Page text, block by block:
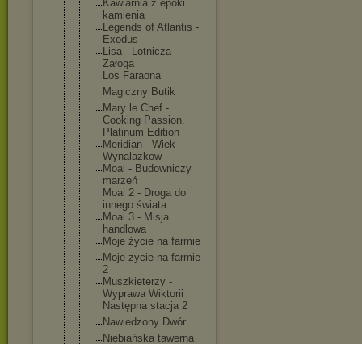
Kawiarnia z epoki
kamienia
Legends of Atlantis -
Exodus
Lisa - Lotnicza
Załoga
Los Faraona
Magiczny Butik
Mary le Chef -
Cooking Passion.
Platinum Edition
Meridian - Wiek
Wynalazkow
Moai - Budowniczy
marzeń
Moai 2 - Droga do
innego świata
Moai 3 - Misja
handlowa
Moje życie na farmie
Moje życie na farmie
2
Muszkieterzy -
Wyprawa Wiktorii
Następna stacja 2
Nawiedzony Dwór
Niebiańska tawerna